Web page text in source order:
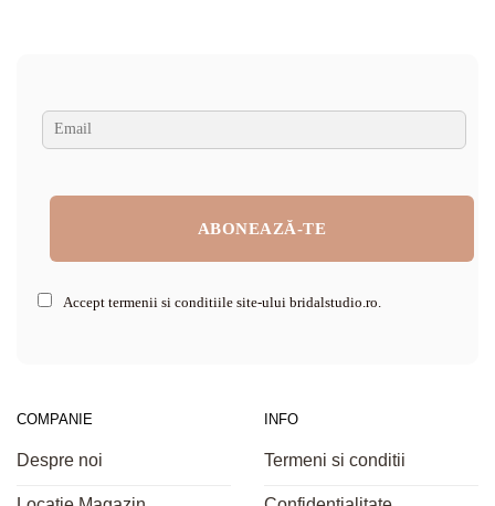
Accept termenii si conditiile site-ului bridalstudio.ro.
COMPANIE
Despre noi
INFO
Termeni si conditii